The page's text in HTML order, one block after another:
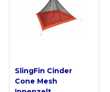
SlingFin Cinder
Cone Mesh